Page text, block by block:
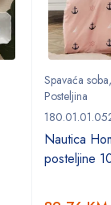
Spavaća soba,
Posteljina
Nautica
posteljine